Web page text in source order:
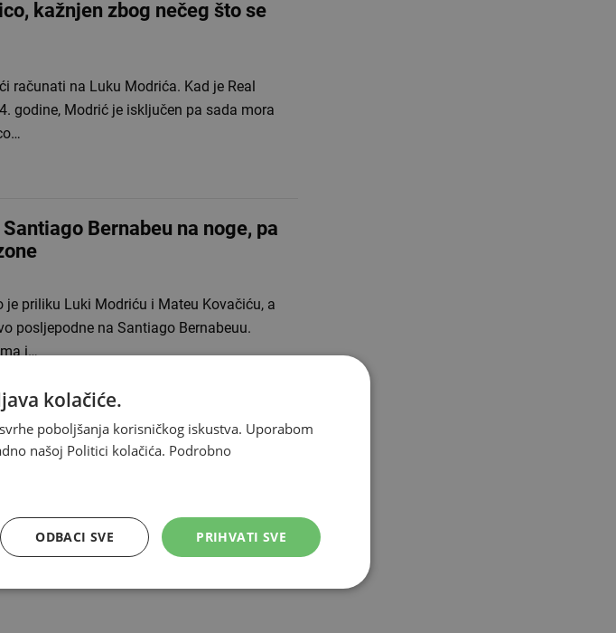
kažnjen zbog nečeg što se
računati na Luku Modrića. Kad je Real
godine, Modrić je isključen pa sada mora
Bernabeu na noge, pa
priliku Luki Modriću i Mateu Kovačiću, a
posljepodne na Santiago Bernabeuu.
i…
momčadi godine
objavljeno je u ponedjeljak na svečanosti u
postavi…
kolačiće.
poboljšanja korisničkog iskustva. Uporabom
našoj Politici kolačića. Podrobno
PRIHVATI SVE
ODBACI SVE